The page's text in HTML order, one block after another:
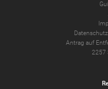
Datenschutz
Antrag auf
2257